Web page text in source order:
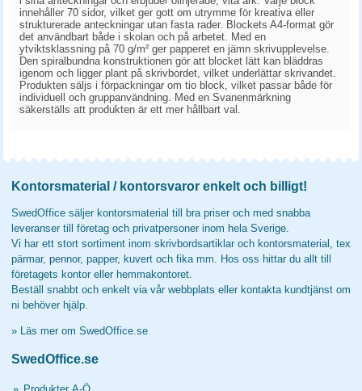
innehåller 70 sidor, vilket ger gott om utrymme för kreativa eller
strukturerade anteckningar utan fasta rader. Blockets A4-format gör
det användbart både i skolan och på arbetet. Med en
ytviktsklassning på 70 g/m² ger papperet en jämn skrivupplevelse.
Den spiralbundna konstruktionen gör att blocket lätt kan bläddras
igenom och ligger plant på skrivbordet, vilket underlättar skrivandet.
Produkten säljs i förpackningar om tio block, vilket passar både för
individuell och gruppanvändning. Med en Svanenmärkning
säkerställs att produkten är ett mer hållbart val.
Kontorsmaterial / kontorsvaror enkelt och billigt!
SwedOffice säljer kontorsmaterial till bra priser och med snabba
leveranser till företag och privatpersoner inom hela Sverige.
Vi har ett stort sortiment inom skrivbordsartiklar och kontorsmaterial, tex
pärmar, pennor, papper, kuvert och fika mm. Hos oss hittar du allt till
företagets kontor eller hemmakontoret.
Beställ snabbt och enkelt via vår webbplats eller kontakta kundtjänst om
ni behöver hjälp.
» Läs mer om SwedOffice.se
SwedOffice.se